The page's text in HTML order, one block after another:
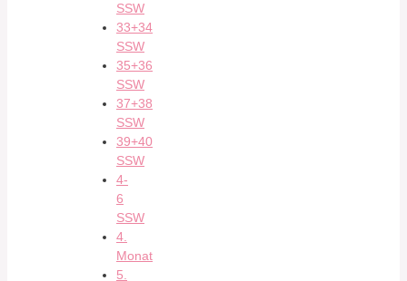
SSW
33+34
SSW
35+36
SSW
37+38
SSW
39+40
SSW
4-
6
SSW
4.
Monat
5.